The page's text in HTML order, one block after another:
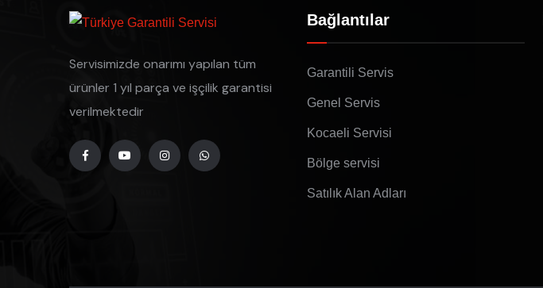
Servisimizde onarımı yapılan tüm
ürünler 1 yıl parça ve işçilik garantisi
verilmektedir
Bağlantılar
Garantili Servis
Genel Servis
Kocaeli Servisi
Bölge servisi
Satılık Alan Adları